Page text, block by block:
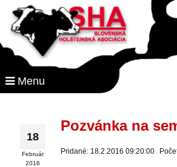
Menu
18
Február
2016
Pozvánka na
Pridané: 18.2.2016 09:20:00